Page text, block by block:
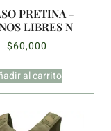
PRETINA -
LIBRES N
$60,000
al carrito